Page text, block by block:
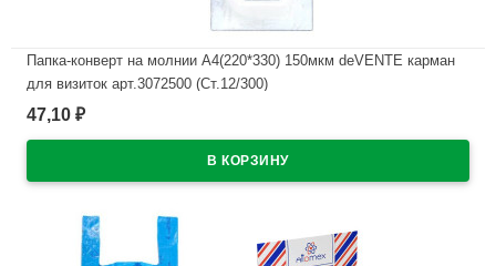
Папка-конверт на молнии А4(220*330) 150мкм deVENTE карман
для визиток арт.3072500 (Ст.12/300)
В наличии
47,10 ₽